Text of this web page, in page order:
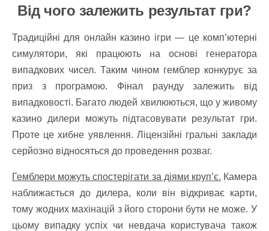
Від чого залежить результат гри?
Традиційні для онлайн казино ігри — це комп’ютерні
симулятори, які працюють на основі генератора
випадкових чисел. Таким чином гемблер конкурує за
приз з програмою. Фінал раунду залежить від
випадковості. Багато людей хвилюються, що у живому
казино дилери можуть підтасовувати результат гри.
Проте це хибне уявлення. Ліцензійні гральні заклади
серйозно відносяться до проведення розваг.
Гемблери можуть спостерігати за діями круп’є. Камера
наближається до дилера, коли він відкриває карти,
тому жодних махінацій з його сторони бути не може. У
цьому випадку успіх чи невдача користувача також